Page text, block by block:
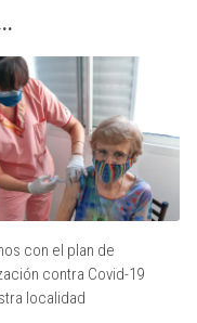
con el plan de
contra Covid-19
localidad